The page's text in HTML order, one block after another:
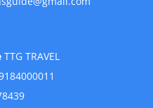
TTG TRAVEL